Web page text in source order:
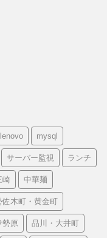
lenovo mysql
サーバー監視 ランチ
崎 中華麺
佐木町・黄金町
勢原 品川・大井町